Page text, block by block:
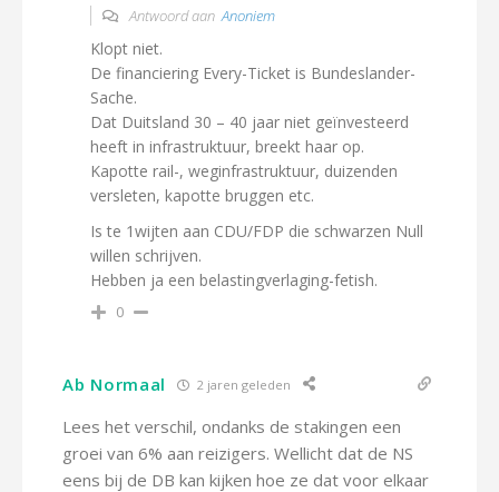
Antwoord aanAnoniem
Klopt niet.
De financiering Every-Ticket is Bundeslander-
Sache.
Dat Duitsland 30 – 40 jaar niet geïnvesteerd
heeft in infrastruktuur, breekt haar op.
Kapotte rail-, weginfrastruktuur, duizenden
versleten, kapotte bruggen etc.
Is te 1wijten aan CDU/FDP die schwarzen Null
willen schrijven.
Hebben ja een belastingverlaging-fetish.
0
Ab Normaal 2 jaren geleden
Lees het verschil, ondanks de stakingen een
groei van 6% aan reizigers. Wellicht dat de NS
eens bij de DB kan kijken hoe ze dat voor elkaar